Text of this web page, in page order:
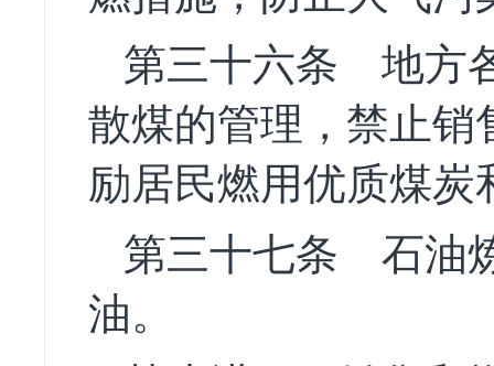
第三十六条 地方
散煤的管理，禁止销
励居民燃用优质煤
第三十七条 石油
油。